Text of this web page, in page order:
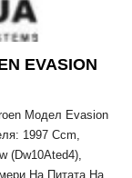
EVASION
Модел Evasion
1997 Ccm,
(Dw10Ated4),
На Питата На